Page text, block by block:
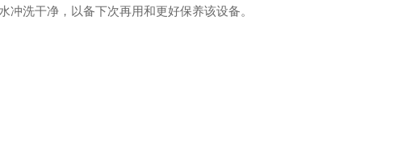
冲洗干净，以备下次再用和更好保养该设备。